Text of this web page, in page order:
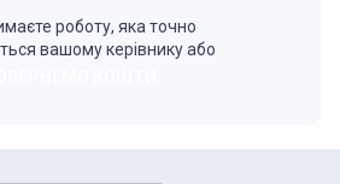
роботу, яка точно
вашому керівнику або